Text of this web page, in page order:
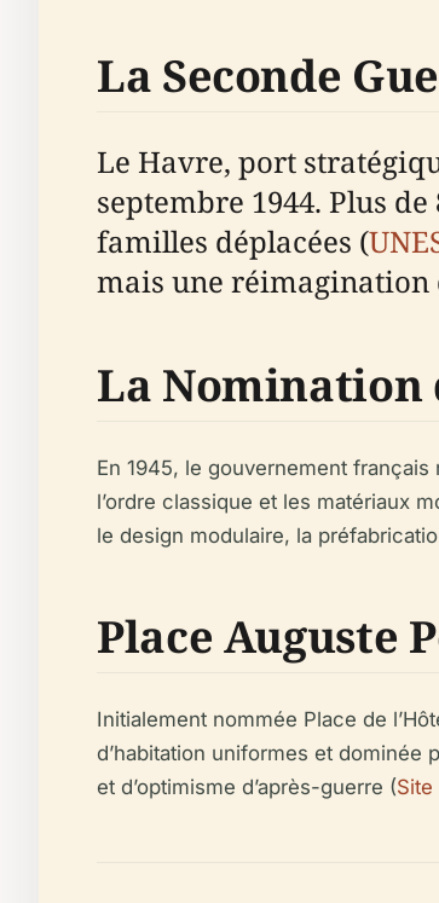
La Seconde
Le Havre, port
septembre 1944. Plus
familles déplacées (
mais une
La Nomination
En 1945, le gouvernement
l’ordre classique et les matériaux
le design modulaire, la
Place Auguste
Initialement nommée Place de
d’habitation uniformes et dominée
et d’optimisme d’après-guerre (